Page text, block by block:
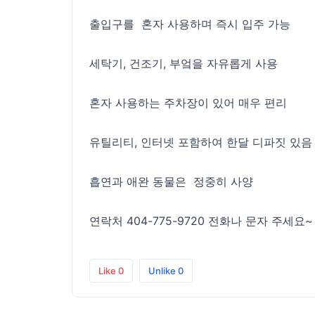
출입구를 혼자 사용하며 즉시 입주 가능
세탁기, 건조기, 부엌을 자유롭게 사용
혼자 사용하는 주차장이 있어 매우 편리
유틸리티, 인터넷 포함하여 한달 디파짓 있음
흡연과 애완 동물은 정중히 사양
연락처 404-775-9720 전화나 문자 주세요~
Like 0 Unlike 0